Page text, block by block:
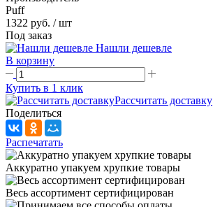
Puff
1322 руб. / шт
Под заказ
Нашли дешевле
В корзину
Купить в 1 клик
Рассчитать доставку
Поделиться
Распечатать
Аккуратно упакуем хрупкие товары
Весь ассортимент сертифицирован